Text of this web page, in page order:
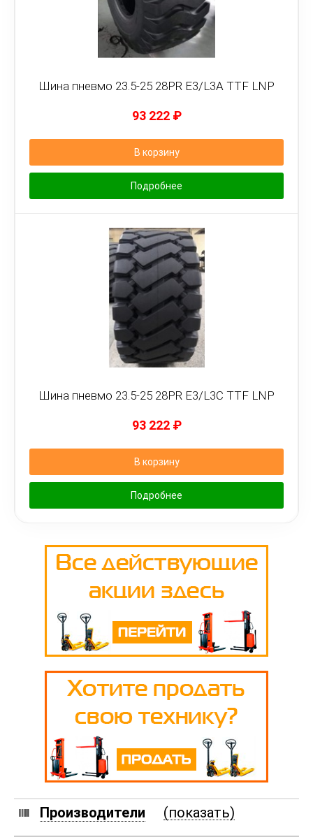
Шина пневмо 23.5-25 28PR E3/L3A TTF LNP
93 222 ₽
В корзину
Подробнее
Шина пневмо 23.5-25 28PR E3/L3C TTF LNP
93 222 ₽
В корзину
Подробнее
Производители (показать)